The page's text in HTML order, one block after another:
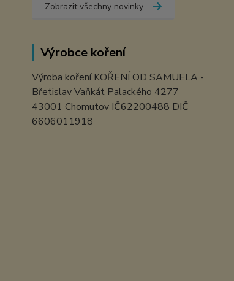
Zobrazit všechny novinky
Výrobce koření
Výroba koření KOŘENÍ OD SAMUELA -
Břetislav Vaňkát Palackého 4277
43001 Chomutov IČ62200488 DIČ
6606011918